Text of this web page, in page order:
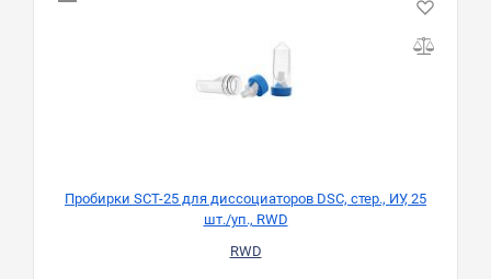
Пробирки SCT-25 для диссоциаторов DSC, стер., ИУ, 25
шт./уп., RWD
RWD